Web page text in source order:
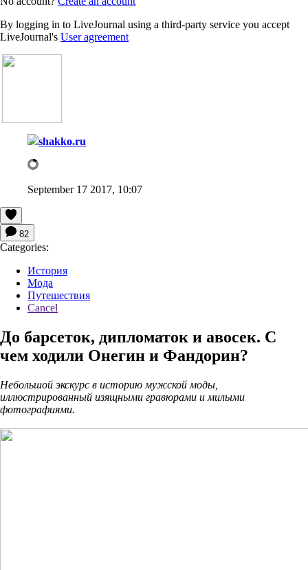
By logging in to LiveJournal using a third-party service you accept
LiveJournal's User agreement
shakko.ru
September 17 2017, 10:07
82
Categories:
История
Мода
Путешествия
Cancel
До барсеток, дипломаток и авосек. С
чем ходили Онегин и Фандорин?
Небольшой экскурс в историю мужской моды,
иллюстрированный изящными гравюрами и милыми
фотографиями.